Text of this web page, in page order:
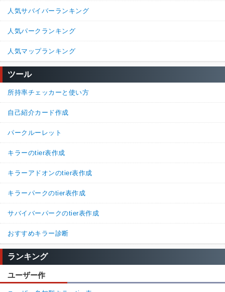
人気サバイバーランキング
人気パークランキング
人気マップランキング
ツール
所持率チェッカーと使い方
自己紹介カード作成
パークルーレット
キラーのtier表作成
キラーアドオンのtier表作成
キラーパークのtier表作成
サバイバーパークのtier表作成
おすすめキラー診断
ランキング
ユーザー作